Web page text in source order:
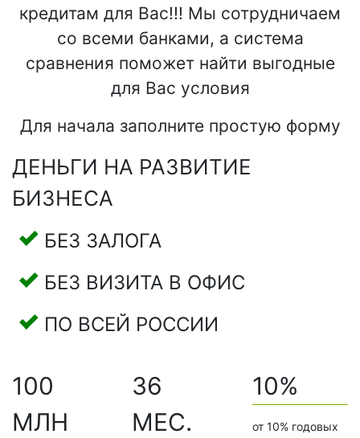
кредитам для Вас!!! Мы сотрудничаем
со всеми банками, а система
сравнения поможет найти выгодные
для Вас условия
Для начала заполните простую форму
ДЕНЬГИ НА РАЗВИТИЕ
БИЗНЕСА
БЕЗ ЗАЛОГА
БЕЗ ВИЗИТА В ОФИС
ПО ВСЕЙ РОССИИ
100
МЛН
36
МЕС.
10%
от 10% годовых